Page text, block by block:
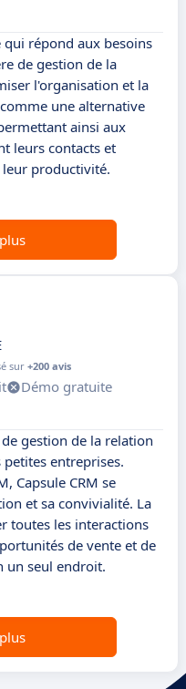
répond aux besoins
de gestion de la
l'organisation et la
une alternative
ainsi aux
leurs contacts et
productivité.
sur +200 avis
Démo gratuite
gestion de la relation
entreprises.
Capsule CRM se
et sa convivialité. La
toutes les interactions
de vente et de
un seul endroit.